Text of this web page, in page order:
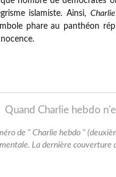
islamiste. Ainsi,
phare au panthéon
Quand Charlie hebdo
de " Charlie hebdo "
La dernière couverture